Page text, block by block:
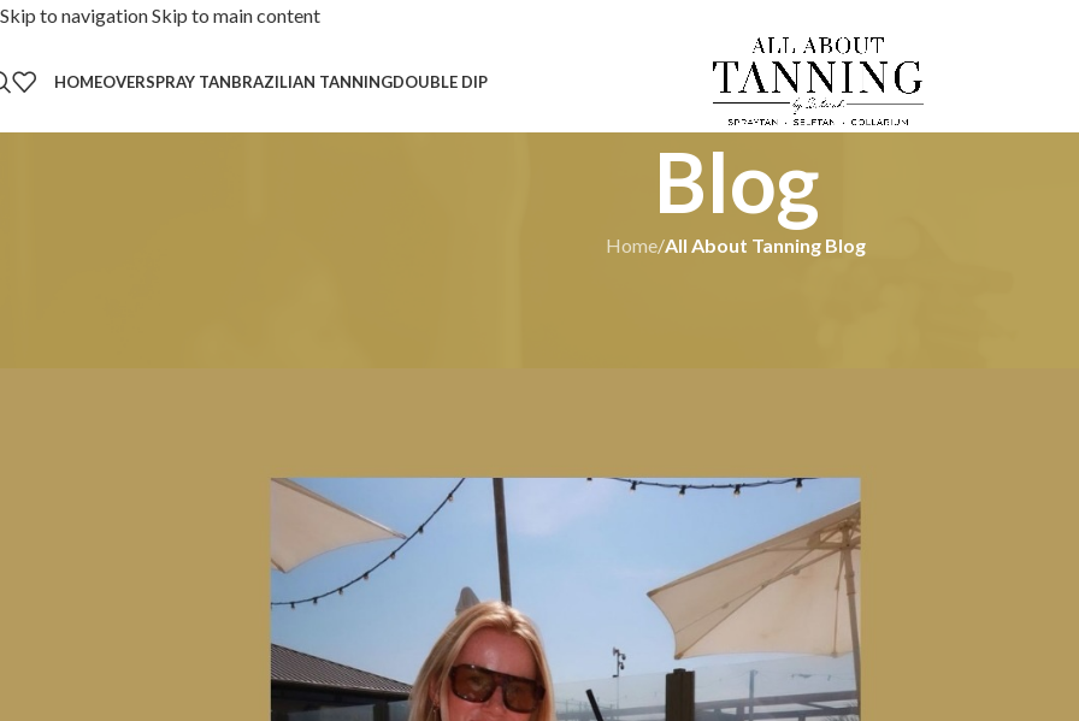
Skip to navigationSkip to main content
HOMEOVERSPRAY TANBRAZILIAN TANNINGDOUBLE DIP
Blog
Home/All About Tanning Blog